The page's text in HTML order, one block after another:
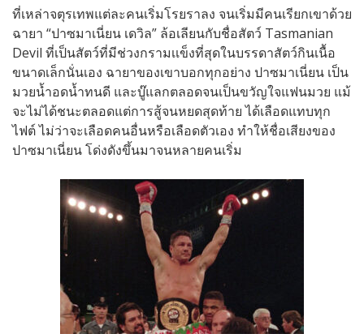
ที่เหล่าจตุรเทพแต่ละคนเริ่มโรยราลง จนเริ่มมีคนเรียกเขาด้วย
ฉายา “ปาซมาเนี่ยน เดวิล” ล้อเลียนกับชื่อสัตว์ Tasmanian
Devil ที่เป็นสัตว์ที่มีช่วงกรามเเข็งที่สุดในบรรดาสัตว์กินเนื้อ
ขนาดเล็กนั่นเอง ฉายาของเขาบอกทุกอย่าง ปาซมาเนี่ยน เป็น
มวยน้ำอดน้ำทนดี และบู๊แลกตลอดจนเป็นขวัญใจแฟนมวย แม้
จะไม่ได้ชนะตลอดแต่การสู้จนหยดสุดท้าย ได้เลือดแทบทุก
ไฟต์ ไม่ว่าจะเลือดคนอื่นหรือเลือดตัวเอง ทำให้ชื่อเสียงของ
ปาซมาเนี่ยน โด่งดังขึ้นมาจนหลายคนเริ่ม